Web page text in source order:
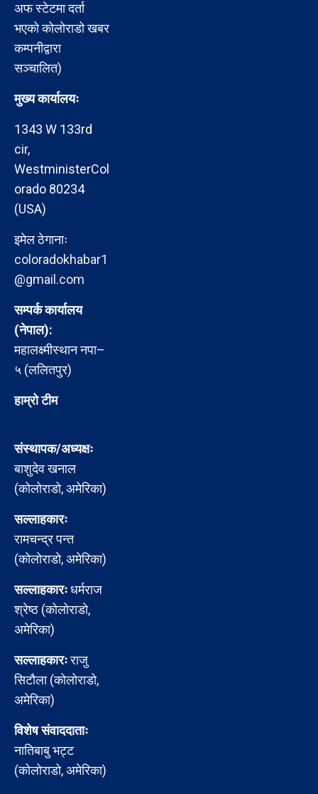
अफ स्टेटमा दर्ता
भएको कोलोराडो खबर
कम्पनीद्वारा
सञ्चालित)
मुख्य कार्यालयः
1343 W 133rd
cir,
WestministerCol
orado 80234
(USA)
इमेल ठेगानाः
coloradokhabar1
@gmail.com
सम्पर्क कार्यालय
(नेपाल):
महालक्ष्मीस्थान नपा–
५ (ललितपुर)
हाम्रो टीम
संस्थापक/अध्यक्षः
बाशुदेव खनाल
(कोलोराडो, अमेरिका)
सल्लाहकारः
रामचन्द्र पन्त
(कोलोराडो, अमेरिका)
सल्लाहकारःधर्मराज
श्रेष्ठ (कोलोराडो,
अमेरिका)
सल्लाहकारःराजु
सिटौला (कोलोराडो,
अमेरिका)
विशेष संवाददाताः
नातिबाबु भट्ट
(कोलोराडो, अमेरिका)